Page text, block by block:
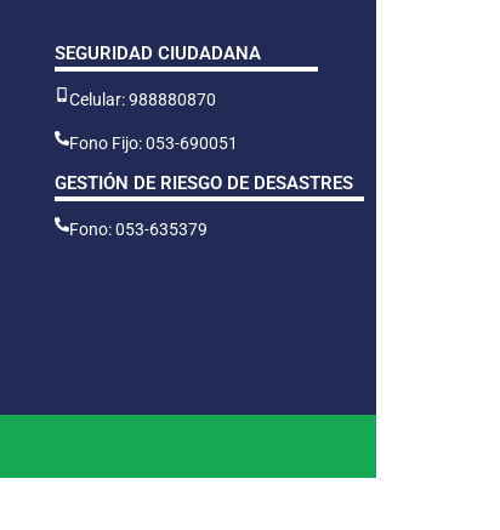
SEGURIDAD CIUDADANA
Celular: 988880870
Fono Fijo: 053-690051
GESTIÓN DE RIESGO DE DESASTRES
Fono: 053-635379